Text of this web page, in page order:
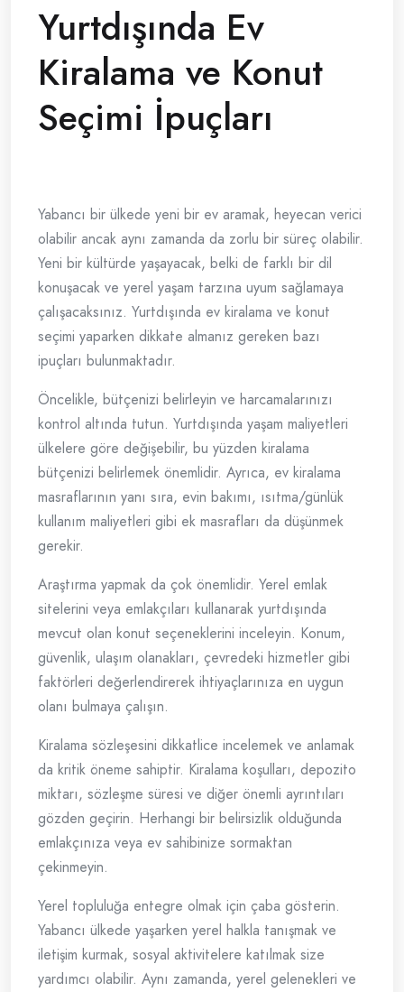
Yurtdışında Ev
Kiralama ve Konut
Seçimi İpuçları
Yabancı bir ülkede yeni bir ev aramak, heyecan verici
olabilir ancak aynı zamanda da zorlu bir süreç olabilir.
Yeni bir kültürde yaşayacak, belki de farklı bir dil
konuşacak ve yerel yaşam tarzına uyum sağlamaya
çalışacaksınız. Yurtdışında ev kiralama ve konut
seçimi yaparken dikkate almanız gereken bazı
ipuçları bulunmaktadır.
Öncelikle, bütçenizi belirleyin ve harcamalarınızı
kontrol altında tutun. Yurtdışında yaşam maliyetleri
ülkelere göre değişebilir, bu yüzden kiralama
bütçenizi belirlemek önemlidir. Ayrıca, ev kiralama
masraflarının yanı sıra, evin bakımı, ısıtma/günlük
kullanım maliyetleri gibi ek masrafları da düşünmek
gerekir.
Araştırma yapmak da çok önemlidir. Yerel emlak
sitelerini veya emlakçıları kullanarak yurtdışında
mevcut olan konut seçeneklerini inceleyin. Konum,
güvenlik, ulaşım olanakları, çevredeki hizmetler gibi
faktörleri değerlendirerek ihtiyaçlarınıza en uygun
olanı bulmaya çalışın.
Kiralama sözleşesini dikkatlice incelemek ve anlamak
da kritik öneme sahiptir. Kiralama koşulları, depozito
miktarı, sözleşme süresi ve diğer önemli ayrıntıları
gözden geçirin. Herhangi bir belirsizlik olduğunda
emlakçınıza veya ev sahibinize sormaktan
çekinmeyin.
Yerel topluluğa entegre olmak için çaba gösterin.
Yabancı ülkede yaşarken yerel halkla tanışmak ve
iletişim kurmak, sosyal aktivitelere katılmak size
yardımcı olabilir. Aynı zamanda, yerel gelenekleri ve